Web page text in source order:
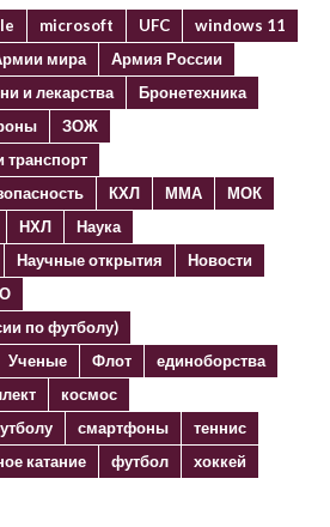
microsoft UFC
windows 11
мира
Армия России
и лекарства
Бронетехника
ЗОЖ
транспорт
КХЛ ММА
МОК
НХЛ
Наука
Научные открытия
Новости
по футболу)
Ученые Флот
единоборства
космос
смартфоны
теннис
катание футбол хоккей